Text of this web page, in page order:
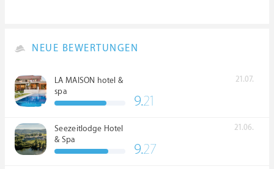
NEUE BEWERTUNGEN
LA MAISON hotel &
spa
21.07.
9.21
Seezeitlodge Hotel
& Spa
21.06.
9.27